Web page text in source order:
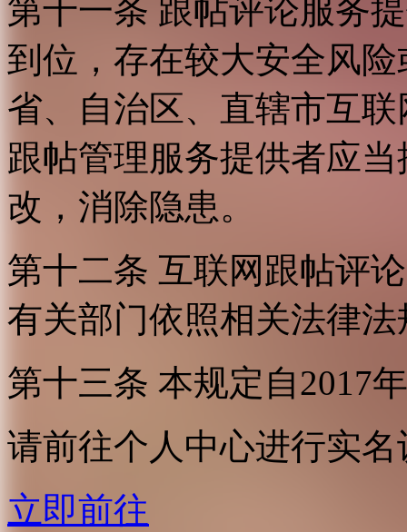
第十一条 跟帖评论服务
到位，存在较大安全风
省、自治区、直辖市互
跟帖管理服务提供者应
改，消除隐患。
第十二条 互联网跟帖评
有关部门依照相关法律
第十三条 本规定自2017
请前往个人中心进行实名
立即前往